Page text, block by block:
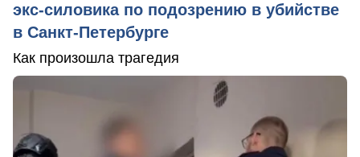
экс-силовика по подозрению в убийстве
в Санкт-Петербурге
Как произошла трагедия